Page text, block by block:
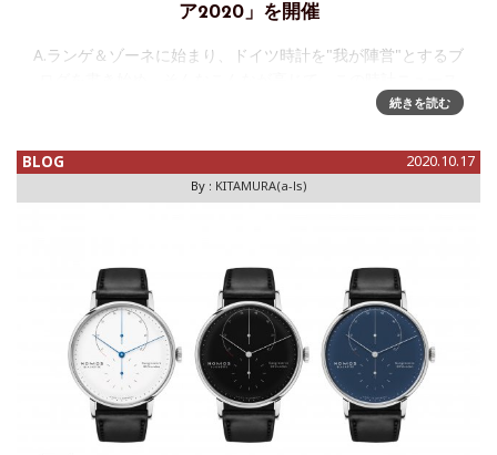
ア2020」を開催
A.ランゲ＆ゾーネに始まり、ドイツ時計を"我が陣営"とするブ
サイトWATCH MEDIA ONLINEを始めるまでになってしまっ
遂
続きを読む
BLOG 2020.10.17
By : KITAMURA(a-ls)